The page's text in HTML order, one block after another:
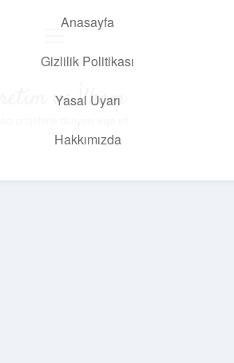
Anasayfa
Gizlilik Politikası
Yasal Uyarı
Hakkımızda
Üretim ve İlham